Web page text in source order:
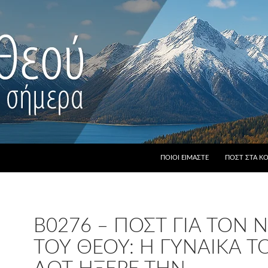
ΠΟΙΟΙ ΕΊΜΑΣΤΕ ΠΟΣΤ ΣΤΑ
B0276 – ΠΟΣΤ ΓΙΑ ΤΟΝ
ΤΟΥ ΘΕΟΎ: Η ΓΥΝΑΊΚΑ